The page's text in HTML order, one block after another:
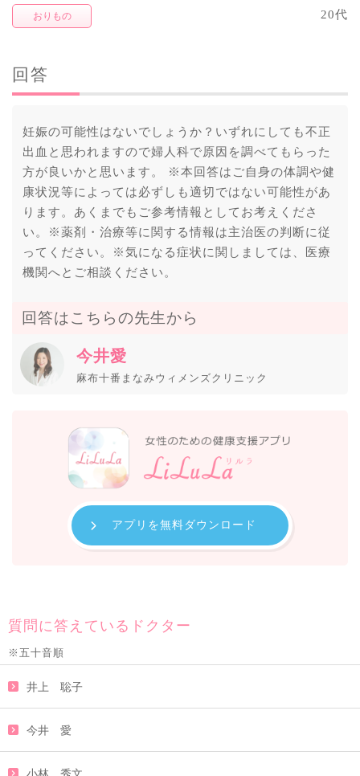
おりもの 20代
回答
妊娠の可能性はないでしょうか？いずれにしても不正
出血と思われますので婦人科で原因を調べてもらった
方が良いかと思います。 ※本回答はご自身の体調や健
康状況等によっては必ずしも適切ではない可能性があ
ります。あくまでもご参考情報としてお考えくださ
い。※薬剤・治療等に関する情報は主治医の判断に従
ってください。※気になる症状に関しましては、医療
機関へとご相談ください。
回答はこちらの先生から
今井愛
麻布十番まなみウィメンズクリニック
アプリを無料ダウンロード
質問に答えているドクター
※五十音順
井上 聡子
今井 愛